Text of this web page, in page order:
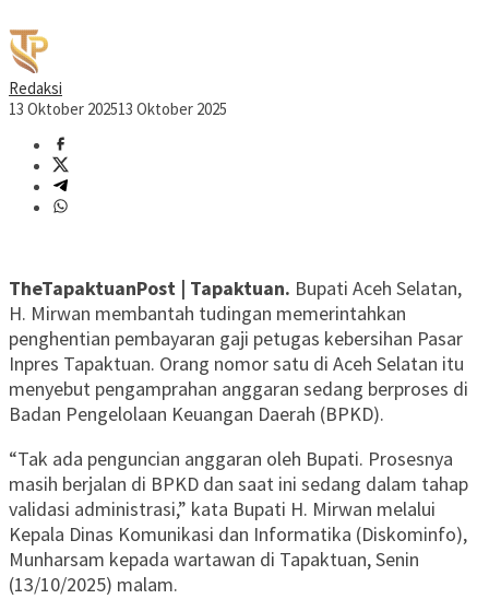
Redaksi
13 Oktober 202513 Oktober 2025
TheTapaktuanPost | Tapaktuan. Bupati Aceh Selatan,
H. Mirwan membantah tudingan memerintahkan
penghentian pembayaran gaji petugas kebersihan Pasar
Inpres Tapaktuan. Orang nomor satu di Aceh Selatan itu
menyebut pengamprahan anggaran sedang berproses di
Badan Pengelolaan Keuangan Daerah (BPKD).
“Tak ada penguncian anggaran oleh Bupati. Prosesnya
masih berjalan di BPKD dan saat ini sedang dalam tahap
validasi administrasi,” kata Bupati H. Mirwan melalui
Kepala Dinas Komunikasi dan Informatika (Diskominfo),
Munharsam kepada wartawan di Tapaktuan, Senin
(13/10/2025) malam.